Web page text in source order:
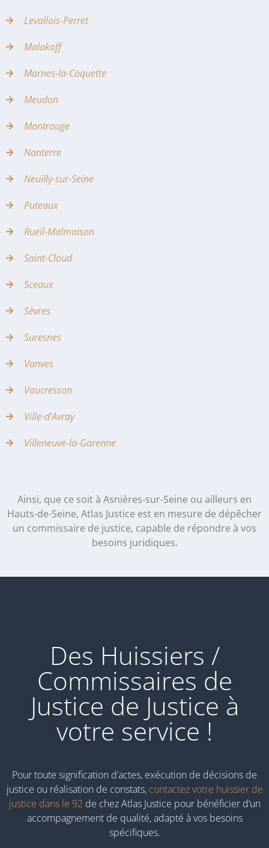
Levallois-Perret
Malakoff
Marnes-la-Coquette
Meudon
Montrouge
Nanterre
Neuilly-sur-Seine
Puteaux
Rueil-Malmaison
Saint-Cloud
Sceaux
Sèvres
Suresnes
Vanves
Vaucresson
Ville-d'Avray
Villeneuve-la-Garenne
Ainsi, que ce soit à Asnières-sur-Seine ou ailleurs en
Hauts-de-Seine, Atlas Justice est en mesure de dépêcher
un commissaire de justice, capable de répondre à vos
besoins juridiques.
Des Huissiers /
Commissaires de
Justice de Justice à
votre service !
Pour toute signification d’actes, exécution de décisions de
justice ou réalisation de constats, contactez votre huissier de
justice dans le 92 de chez Atlas Justice pour bénéficier d’un
accompagnement de qualité, adapté à vos besoins
spécifiques.